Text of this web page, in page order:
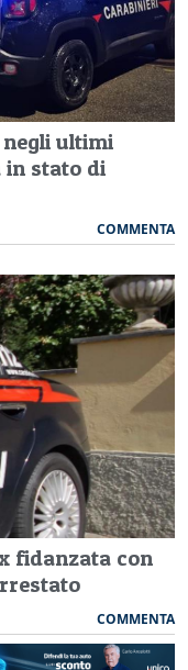
negli ultimi
in stato di
COMMENTA
fidanzata con
COMMENTA